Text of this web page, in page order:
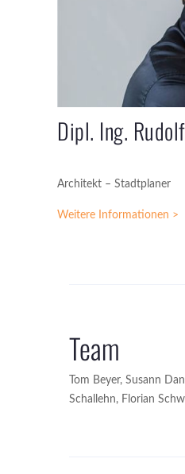
Dipl. Ing.
Architekt – Stadtplaner
Weitere Informationen >
Team
Tom Beyer, Susann
Schallehn, Florian